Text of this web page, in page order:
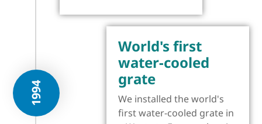
1994
World's first
water-cooled
grate
We installed the world's
first water-cooled grate in